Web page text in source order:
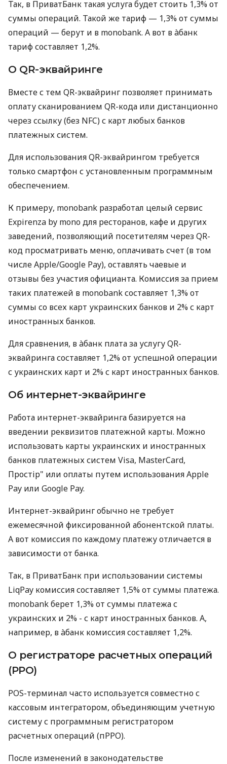
Так, в ПриватБанк такая услуга будет стоить 1,3% от
суммы операций. Такой же тариф — 1,3% от суммы
операций — берут и в monobank. А вот в àбанк
тариф составляет 1,2%.
О QR-эквайринге
Вместе с тем QR-эквайринг позволяет принимать
оплату сканированием QR-кода или дистанционно
через ссылку (без NFC) с карт любых банков
платежных систем.
Для использования QR-эквайрингом требуется
только смартфон с установленным программным
обеспечением.
К примеру, monobank разработал целый сервис
Expirenza by mono для ресторанов, кафе и других
заведений, позволяющий посетителям через QR-
код просматривать меню, оплачивать счет (в том
числе Apple/Google Pay), оставлять чаевые и
отзывы без участия официанта. Комиссия за прием
таких платежей в monobank составляет 1,3% от
суммы со всех карт украинских банков и 2% с карт
иностранных банков.
Для сравнения, в àбанк плата за услугу QR-
эквайринга составляет 1,2% от успешной операции
с украинских карт и 2% с карт иностранных банков.
Об интернет-эквайринге
Работа интернет-эквайринга базируется на
введении реквизитов платежной карты. Можно
использовать карты украинских и иностранных
банков платежных систем Visa, MasterCard,
Простір" или оплаты путем использования Apple
Pay или Google Pay.
Интернет-эквайринг обычно не требует
ежемесячной фиксированной абонентской платы.
А вот комиссия по каждому платежу отличается в
зависимости от банка.
Так, в ПриватБанк при использовании системы
LiqPay комиссия составляет 1,5% от суммы платежа.
monobank берет 1,3% от суммы платежа с
украинских и 2% - с карт иностранных банков. А,
например, в àбанк комиссия составляет 1,2%.
О регистраторе расчетных операций
(РРО)
POS-терминал часто используется совместно с
кассовым интегратором, объединяющим учетную
систему с программным регистратором
расчетных операций (пРРО).
После изменений в законодательстве